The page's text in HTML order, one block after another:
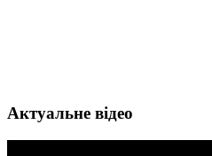
Актуальне відео